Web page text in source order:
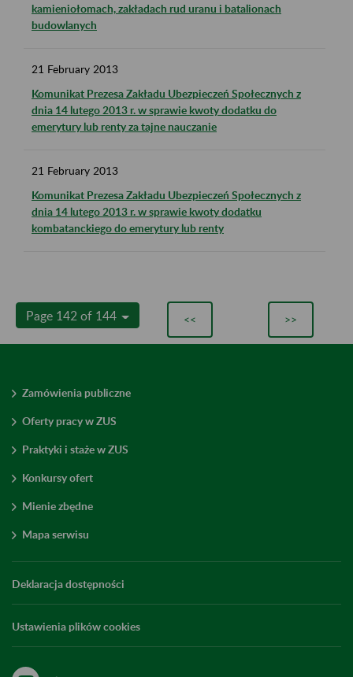
kamieniołomach, zakładach rud uranu i batalionach
budowlanych
21 February 2013
Komunikat Prezesa Zakładu Ubezpieczeń Społecznych z
dnia 14 lutego 2013 r. w sprawie kwoty dodatku do
emerytury lub renty za tajne nauczanie
21 February 2013
Komunikat Prezesa Zakładu Ubezpieczeń Społecznych z
dnia 14 lutego 2013 r. w sprawie kwoty dodatku
kombatanckiego do emerytury lub renty
Page 142 of 144 << >>
Zamówienia publiczne
Oferty pracy w ZUS
Praktyki i staże w ZUS
Konkursy ofert
Mienie zbędne
Mapa serwisu
Deklaracja dostępności
Ustawienia plików cookies